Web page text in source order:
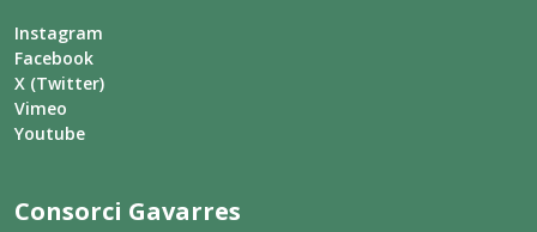
Instagram
Facebook
X (Twitter)
Vimeo
Youtube
Consorci Gavarres